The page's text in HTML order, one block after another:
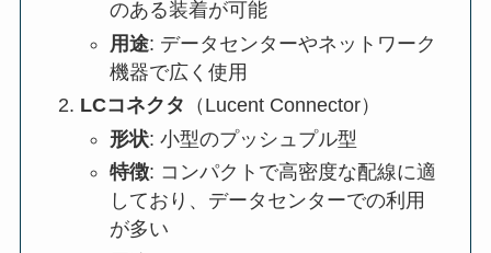
のある装着が可能
用途: データセンターやネットワーク
機器で広く使用
LCコネクタ （Lucent Connector）
形状: 小型のプッシュプル型
特徴: コンパクトで高密度な配線に適
しており、データセンターでの利用
が多い